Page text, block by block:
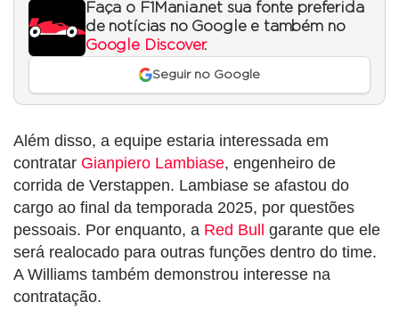
Faça o F1Mania.net sua fonte preferida
de notícias no Google e também no
Google Discover.
Seguir no Google
Além disso, a equipe estaria interessada em
contratar Gianpiero Lambiase, engenheiro de
corrida de Verstappen. Lambiase se afastou do
cargo ao final da temporada 2025, por questões
pessoais. Por enquanto, a Red Bull
garante que ele
será realocado para outras funções dentro do time.
A Williams também demonstrou interesse na
contratação.